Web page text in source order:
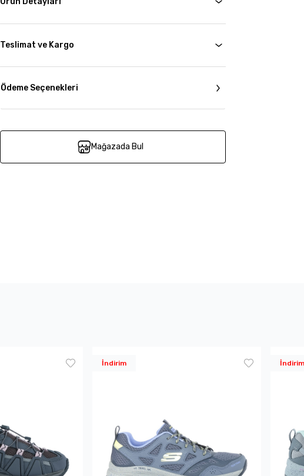
Teslimat ve Kargo
Ödeme Seçenekleri
Mağazada Bul
İndirim İndirim